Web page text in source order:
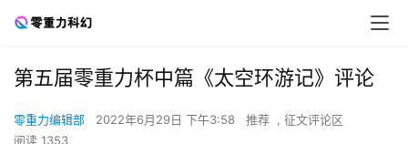
第五届零重力杯中篇《太空环游记》评论
零重力编辑部 2022年6月29日 下午3:58 推荐 , 征文评论区
阅读 1353